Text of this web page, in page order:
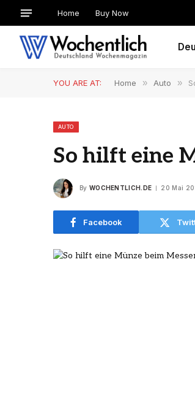
Home Buy Now
YOU ARE AT: Home » Auto »
AUTO
So hilft eine
By WOCHENTLICH.DE 20 Mai
Facebook